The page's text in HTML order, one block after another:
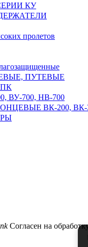
КУ
пролетов
ПУТЕВЫЕ
ВУ-700, НВ-700
ВК-200, ВК-
Согласен на